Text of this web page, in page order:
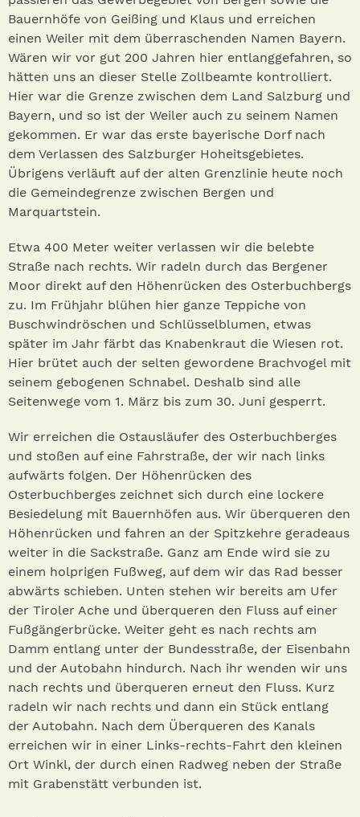
Bauernhöfe von Geißing und Klaus und erreichen
einen Weiler mit dem überraschenden Namen Bayern.
Wären wir vor gut 200 Jahren hier entlanggefahren, so
hätten uns an dieser Stelle Zollbeamte kontrolliert.
Hier war die Grenze zwischen dem Land Salzburg und
Bayern, und so ist der Weiler auch zu seinem Namen
gekommen. Er war das erste bayerische Dorf nach
dem Verlassen des Salzburger Hoheitsgebietes.
Übrigens verläuft auf der alten Grenzlinie heute noch
die Gemeindegrenze zwischen Bergen und
Marquartstein.
Etwa 400 Meter weiter verlassen wir die belebte
Straße nach rechts. Wir radeln durch das Bergener
Moor direkt auf den Höhenrücken des Osterbuchbergs
zu. Im Frühjahr blühen hier ganze Teppiche von
Buschwindröschen und Schlüsselblumen, etwas
später im Jahr färbt das Knabenkraut die Wiesen rot.
Hier brütet auch der selten gewordene Brachvogel mit
seinem gebogenen Schnabel. Deshalb sind alle
Seitenwege vom 1. März bis zum 30. Juni gesperrt.
Wir erreichen die Ostausläufer des Osterbuchberges
und stoßen auf eine Fahrstraße, der wir nach links
aufwärts folgen. Der Höhenrücken des
Osterbuchberges zeichnet sich durch eine lockere
Besiedelung mit Bauernhöfen aus. Wir überqueren den
Höhenrücken und fahren an der Spitzkehre geradeaus
weiter in die Sackstraße. Ganz am Ende wird sie zu
einem holprigen Fußweg, auf dem wir das Rad besser
abwärts schieben. Unten stehen wir bereits am Ufer
der Tiroler Ache und überqueren den Fluss auf einer
Fußgängerbrücke. Weiter geht es nach rechts am
Damm entlang unter der Bundesstraße, der Eisenbahn
und der Autobahn hindurch. Nach ihr wenden wir uns
nach rechts und überqueren erneut den Fluss. Kurz
radeln wir nach rechts und dann ein Stück entlang
der Autobahn. Nach dem Überqueren des Kanals
erreichen wir in einer Links-rechts-Fahrt den kleinen
Ort Winkl, der durch einen Radweg neben der Straße
mit Grabenstätt verbunden ist.